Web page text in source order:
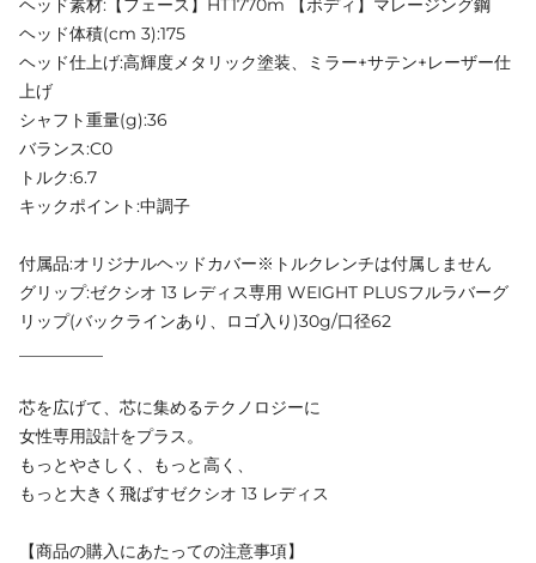
ヘッド体積(cm 3):175
ヘッド仕上げ:高輝度メタリック塗装、ミラー+サテン+レーザー仕
上げ
シャフト重量(g):36
バランス:C0
トルク:6.7
キックポイント:中調子
付属品:オリジナルヘッドカバー※トルクレンチは付属しません
グリップ:ゼクシオ 13 レディス専用 WEIGHT PLUSフルラバーグ
リップ(バックラインあり、ロゴ入り)30g/口径62
芯を広げて、芯に集めるテクノロジーに
女性専用設計をプラス。
もっとやさしく、もっと高く、
もっと大きく飛ばすゼクシオ 13 レディス
【商品の購入にあたっての注意事項】